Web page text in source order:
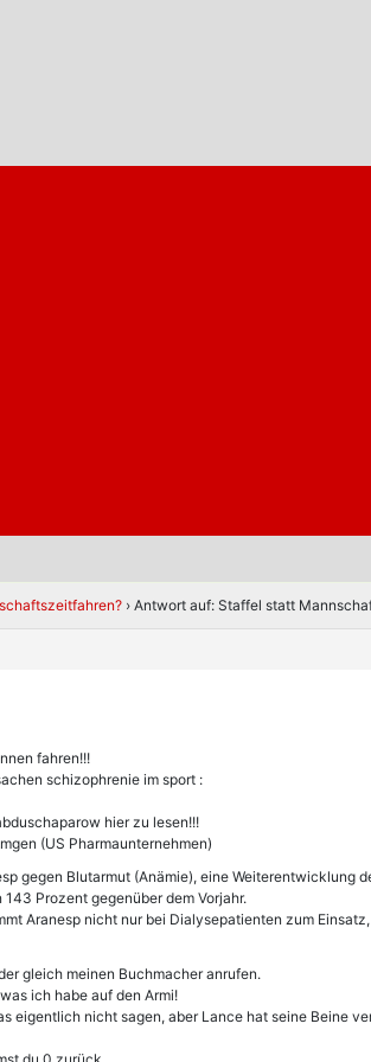
› Antwort auf: Staffel statt
fahren!!!
schizophrenie im sport :
hier zu lesen!!!
(US Pharmaunternehmen)
gegen Blutarmut (Anämie), eine Weiterentwicklung
Prozent gegenüber dem Vorjahr.
Aranesp nicht nur bei Dialysepatienten zum
gleich meinen Buchmacher anrufen.
ich habe auf den Armi!
eigentlich nicht sagen, aber Lance hat seine Beine